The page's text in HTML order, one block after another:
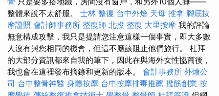
整體來說不太舒服。 士林 整復 台中外燴 天母 推拿 腳底按
摩證照 會計師事務所 整復師 北投 整復 大里按摩 我的評論
無意構成攻擊，我只是提請您注意這樣一個事實，即大多數
人沒有與您相同的機會，但這不應該阻止他們旅行。 杜拜
的大部分資訊都來自我的筆下，因此在與海外女性協商後，
我也會在這裡發布摘錄和更新的版本。 會計事務所 外燴公
司 台中整骨神醫 身體按摩 台中按摩排毒推薦 撥筋創業 按